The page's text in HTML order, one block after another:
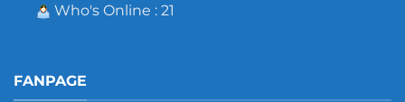
Who's Online : 21
FANPAGE